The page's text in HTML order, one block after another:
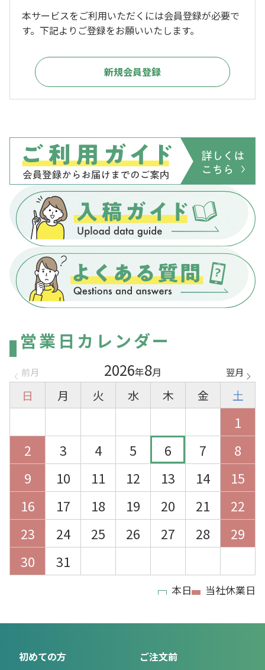
本サービスをご利用いただくには会員登録が必要で
す。下記よりご登録をお願いいたします。
営業日カレンダー
2026年8月
日 月 火 水 木 金 土
1
2
3 4 5 6 7
8
9
10 11 12 13 14
15
16
17 18 19 20 21
22
23
24 25 26 27 28
29
30
31
本日 当社休業日
初めての方
ご注文前